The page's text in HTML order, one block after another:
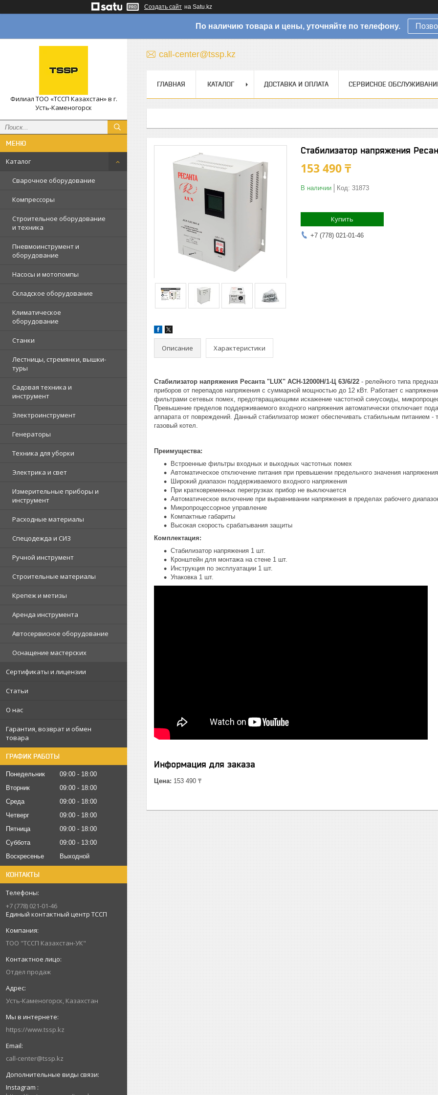
Создать сайт на Satu.kz
По наличию товара и цены, уточняйте по телефону.
Филиал ТОО «ТССП Казахстан» в г.
Усть-Каменогорск
Каталог
Сварочное оборудование
Компрессоры
Строительное оборудование
и техника
Пневмоинструмент и
оборудование
Насосы и мотопомпы
Складское оборудование
Климатическое
оборудование
Станки
Лестницы, стремянки, вышки-
туры
Садовая техника и
инструмент
Электроинструмент
Генераторы
Техника для уборки
Электрика и свет
Измерительные приборы и
инструмент
Расходные материалы
Спецодежда и СИЗ
Ручной инструмент
Строительные материалы
Крепеж и метизы
Аренда инструмента
Автосервисное оборудование
Оснащение мастерских
Сертификаты и лицензии
Статьи
О нас
Гарантия, возврат и обмен
товара
ГРАФИК РАБОТЫ
Понедельник 09:00
18:00
Вторник
09:00
18:00
Среда
09:00
18:00
Четверг
09:00
18:00
Пятница
09:00
18:00
Суббота
09:00
13:00
Воскресенье
Выходной
КОНТАКТЫ
+7 (778) 021-01-46
Единый контактный центр ТССП
ТОО "ТССП Казахстан-УК"
Отдел продаж
Усть-Каменогорск, Казахстан
https://www.tssp.kz
call-center@tssp.kz
Instagram
call-center@tssp.kz
ГЛАВНАЯ КАТАЛОГ ДОСТАВКА И ОПЛАТА СЕРВИСНОЕ
Стабилизатор напряжения
153 490 ₸
В наличии Код: 31873
Купить
+7 (778) 021-01-46
Описание Характеристики
Стабилизатор напряжения Ресанта "LUX" АСН-12000Н/1-Ц 63/6/22 - релейного типа
приборов от перепадов напряжения с суммарной мощностью до 12 кВт. Работает с
фильтрами сетевых помех, предотвращающими искажение частотной синусоиды,
Превышение пределов поддерживаемого входного напряжения автоматически отключает
аппарата от повреждений. Данный стабилизатор может обеспечивать стабильным питанием -
газовый котел.
Преимущества:
Встроенные фильтры входных и выходных частотных помех
Автоматическое отключение питания при превышении предельного значения напряжения
Широкий диапазон поддерживаемого входного напряжения
При кратковременных перегрузках прибор не выключается
Автоматическое включение при выравнивании напряжения в пределах рабочего
Микропроцессорное управление
Компактные габариты
Высокая скорость срабатывания защиты
Комплектация:
Стабилизатор напряжения 1 шт.
Кронштейн для монтажа на стене 1 шт.
Инструкция по эксплуатации 1 шт.
Упаковка 1 шт.
Информация для заказа
Цена: 153 490 ₸